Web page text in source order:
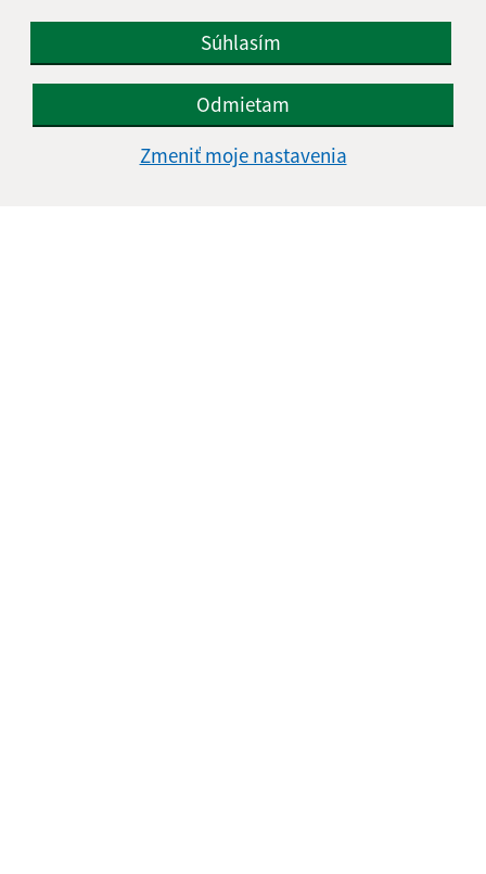
Súhlasím
Odmietam
Zmeniť moje nastavenia